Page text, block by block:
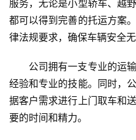
服务，无论是小型轿车、越
都可以得到完善的托运方案
律法规要求，确保车辆安全无
公司拥有一支专业的运
经验和专业的技能。同时，
据客户需求进行上门取车和
要的时间和精力。